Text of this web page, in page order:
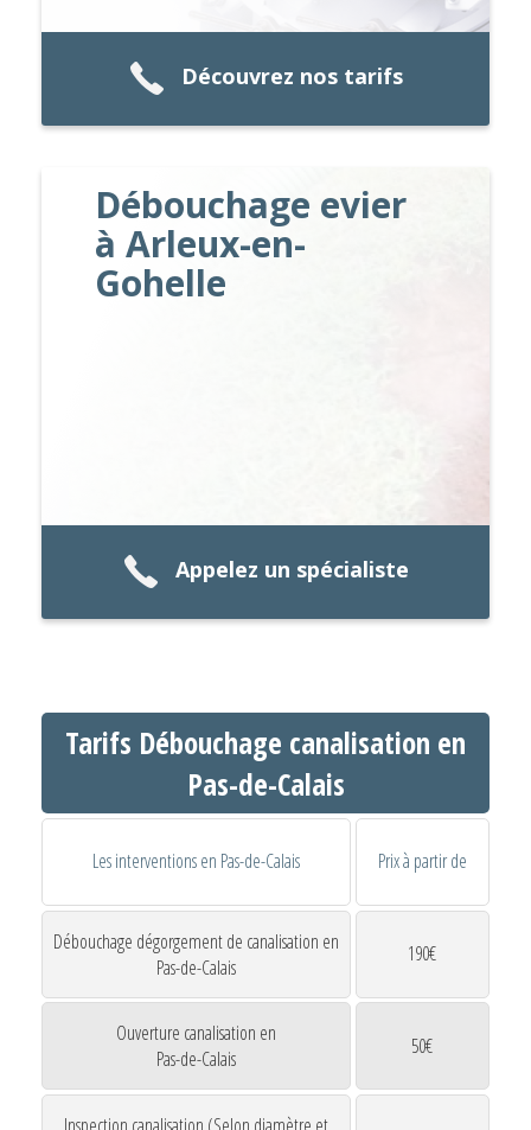
Découvrez nos tarifs
Débouchage evier
à Arleux-en-
Gohelle
Appelez un spécialiste
Tarifs Débouchage canalisation en
Pas-de-Calais
Les interventions en Pas-de-Calais Prix à partir de
Débouchage dégorgement de canalisation en
Pas-de-Calais
190€
Ouverture canalisation en
Pas-de-Calais
50€